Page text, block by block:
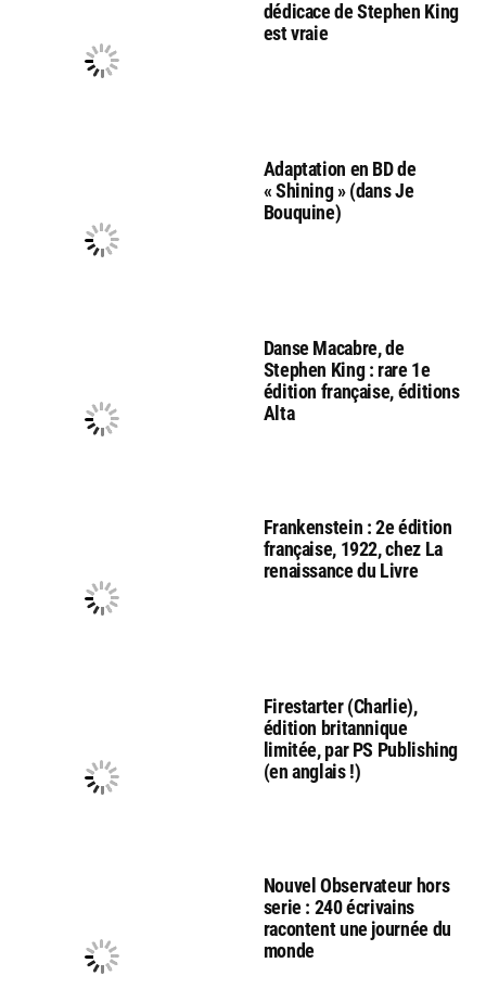
dédicace de Stephen King
est vraie
Adaptation en BD de
« Shining » (dans Je
Bouquine)
Danse Macabre, de
Stephen King : rare 1e
édition française, éditions
Alta
Frankenstein : 2e édition
française, 1922, chez La
renaissance du Livre
Firestarter (Charlie),
édition britannique
limitée, par PS Publishing
(en anglais !)
Nouvel Observateur hors
serie : 240 écrivains
racontent une journée du
monde